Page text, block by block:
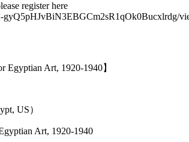
register here
gyQ5pHJvBiN3EBGCm2sR1qOk0Bucxlrdg/
Art, 1920-1940】
US）
Art, 1920-1940